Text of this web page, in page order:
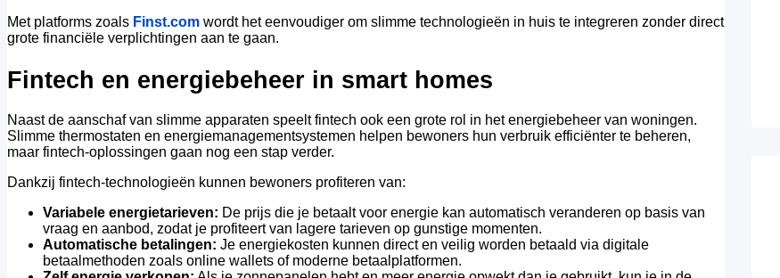
Met platforms zoals Finst.com wordt het eenvoudiger om slimme technologieën in huis te integreren zonder direct
grote financiële verplichtingen aan te gaan.
Fintech en energiebeheer in smart homes
Naast de aanschaf van slimme apparaten speelt fintech ook een grote rol in het energiebeheer van woningen.
Slimme thermostaten en energiemanagementsystemen helpen bewoners hun verbruik efficiënter te beheren,
maar fintech-oplossingen gaan nog een stap verder.
Dankzij fintech-technologieën kunnen bewoners profiteren van:
Variabele energietarieven: De prijs die je betaalt voor energie kan automatisch veranderen op basis van
vraag en aanbod, zodat je profiteert van lagere tarieven op gunstige momenten.
Automatische betalingen: Je energiekosten kunnen direct en veilig worden betaald via digitale
betaalmethoden zoals online wallets of moderne betaalplatformen.